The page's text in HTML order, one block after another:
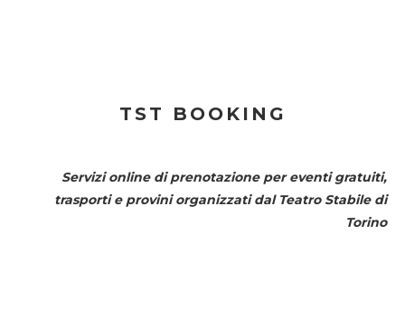
TST BOOKING
Servizi online di prenotazione per eventi gratuiti,
trasporti e provini organizzati dal Teatro Stabile di
Torino